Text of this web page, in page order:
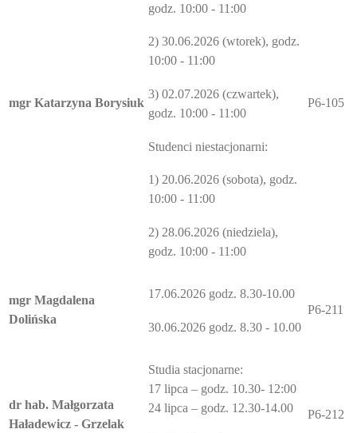
mgr Katarzyna Borysiuk
godz. 10:00 - 11:00
2) 30.06.2026 (wtorek), godz.
10:00 - 11:00
3) 02.07.2026 (czwartek),
godz. 10:00 - 11:00
Studenci niestacjonarni:
1) 20.06.2026 (sobota), godz.
10:00 - 11:00
2) 28.06.2026 (niedziela),
godz. 10:00 - 11:00
P6-105
mgr Magdalena
Dolińska
17.06.2026 godz. 8.30-10.00
30.06.2026 godz. 8.30 - 10.00
P6-211
dr hab. Małgorzata
Haładewicz - Grzelak
Studia stacjonarne:
17 lipca – godz. 10.30- 12:00
24 lipca – godz. 12.30-14.00
P6-212